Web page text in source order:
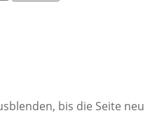
bis die Seite neu